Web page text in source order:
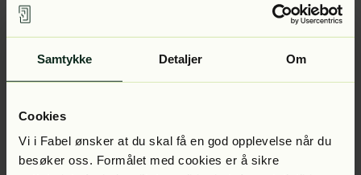
Samtykke Detaljer Om
Cookies
Vi i Fabel ønsker at du skal få en god opplevelse når du
besøker oss. Formålet med cookies er å sikre